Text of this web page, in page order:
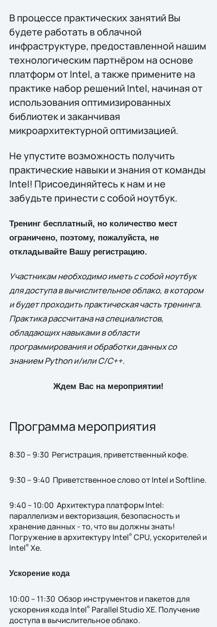
В процессе практических занятий Вы
будете работать в облачной
инфраструктуре, предоставленной нашим
технологическим партнёром на основе
платформ от Intel, а также примените на
практике набор решений Intel, начиная от
использования оптимизированных
библиотек и заканчивая
микроархитектурной оптимизацией.
Не упустите возможность получить
практические навыки и знания от команды
Intel! Присоединяйтесь к нам и не
забудьте принести с собой ноутбук.
Тренинг бесплатный, но количество мест
ограничено, поэтому, пожалуйста, не
откладывайте Вашу регистрацию.
Участникам необходимо иметь с собой ноутбук
для доступа в вычислительное облако, в котором
и будет проходить практическая часть тренинга.
Практика рассчитана на специалистов,
обладающих навыками в области
программирования и обработки данных со
знанием Python и/или C/C++.
Ждем Вас на мероприятии!
Программа мероприятия
8:30 – 9:30 Регистрация, приветственный кофе.
9:30 – 9:40 Приветственное слово от Intel и Softline.
9:40 – 10:00 Архитектура платформ Intel:
параллелизм и векторизация, безопасность и
хранение данных - то, что вы должны знать!
Погружение в архитектуру Intel® CPU, ускорителей и
Intel® Xe.
Ускорение кода
10:00 – 11:30 Обзор инструментов и пакетов для
ускорения кода Intel® Parallel Studio XE. Получение
доступа в вычислительное облако.